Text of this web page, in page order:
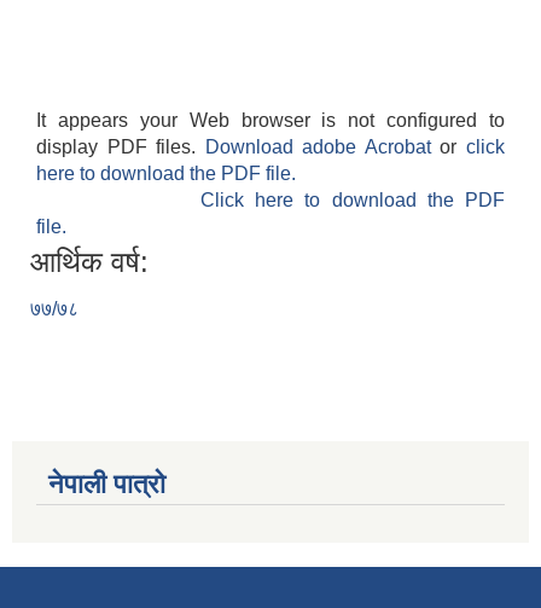
It appears your Web browser is not configured to
display PDF files.
Download adobe Acrobatorclick
here to download the PDF file.
Click here to download the PDF
file.
आर्थिक वर्ष:
७७/७८
नेपाली पात्रो